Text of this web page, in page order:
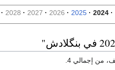
2024
2025
2026
2027
2028